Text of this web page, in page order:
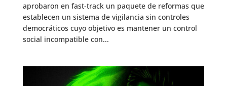
aprobaron en fast-track un paquete de reformas que
establecen un sistema de vigilancia sin controles
democráticos cuyo objetivo es mantener un control
social incompatible con...